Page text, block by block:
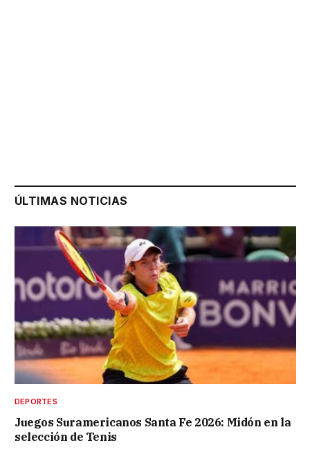
ÚLTIMAS NOTICIAS
DEPORTES
Juegos Suramericanos Santa Fe 2026: Midón en la
selección de Tenis